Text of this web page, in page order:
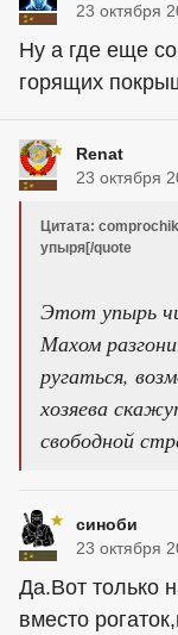
23 октября
Ну а где еще
горящих
Renat
23 октября
Цитата:
упыря[/quote
Этот упырь
Махом
ругаться,
хозяева
свободной
синоби
23 октября
Да.Вот только
вместо